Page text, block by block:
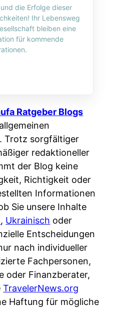
die Erfolge dieser
Ihr Lebensweg
bleiben eine
für kommende
Ratgeber Blogs
Trotz sorgfältiger
redaktioneller
der Blog keine
Richtigkeit oder
Informationen
Sie unsere Inhalte
, Ukrainisch oder
Entscheidungen
nach individueller
Fachpersonen,
oder Finanzberater,
TravelerNews.org
Haftung für mögliche